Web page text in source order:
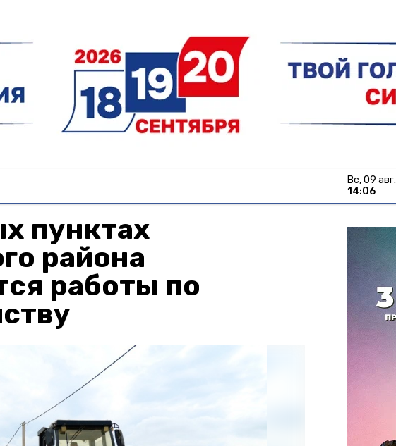
вс, 09 авг.
14:06
пунктах
района
работы по